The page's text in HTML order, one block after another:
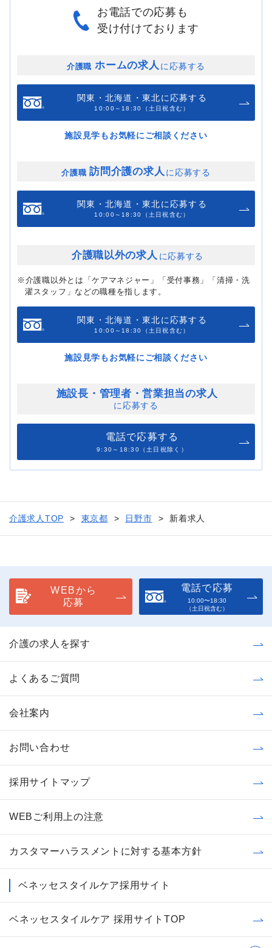
お電話での応募も
受け付けております
介護職 ホームの求人 に応募する
関東・北海道・東北に応募する
10:00～18:30（土日祝含む）
施設見学もお気軽にご相談ください
介護職 訪問介護の求人 に応募する
関東・北海道・東北に応募する
10:00～18:30（土日祝含む）
介護職以外の求人 に応募する
※介護職以外とは「ケアマネジャー」「受付事務」「清掃・洗
濯スタッフ」などの職種を指します。
関東・北海道・東北に応募する
10:00～18:30（土日祝含む）
施設見学もお気軽にご相談ください
施設長・管理者・営業担当の求人
に応募する
電話で応募する
9:30～18:30（土日祝除く）
介護求人TOP 東京都 日野市 新着求人
WEBから
応募
電話で応募
10:00〜18:30
（土日祝含む）
介護の求人を探す
よくあるご質問
会社案内
お問い合わせ
採用サイトマップ
WEBご利用上の注意
カスタマーハラスメントに対する基本方針
ベネッセスタイルケア採用サイト
ベネッセスタイルケア 採用サイトTOP